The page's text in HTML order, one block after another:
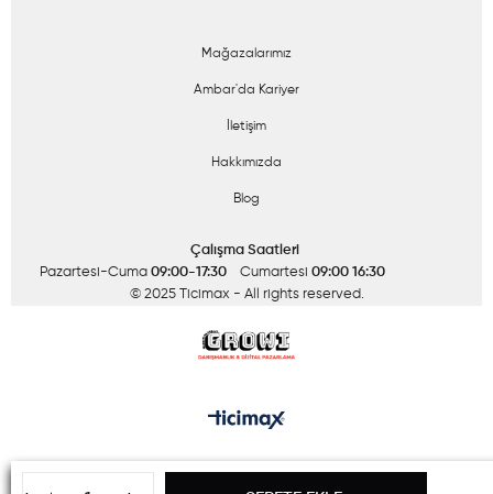
Mağazalarımız
Ambar'da Kariyer
İletişim
Hakkımızda
Blog
Çalışma Saatleri
Pazartesi-Cuma 09:00-17:30 Cumartesi 09:00 16:30
© 2025 Ticimax - All rights reserved.